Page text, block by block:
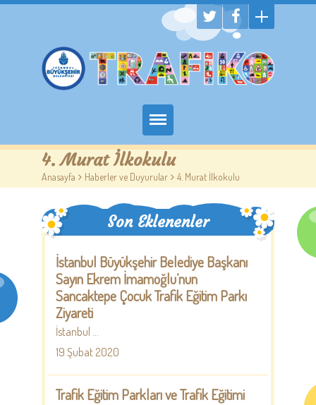
Hakkımızda
Randevu Al
İletişim
4. Murat İlkokulu
Anasayfa > Haberler ve Duyurular > 4. Murat İlkokulu
Son Eklenenler
İstanbul Büyükşehir Belediye Başkanı
Sayın Ekrem İmamoğlu’nun
Sancaktepe Çocuk Trafik Eğitim Parkı
Ziyareti
İstanbul ...
19 Şubat 2020
Trafik Eğitim Parkları ve Trafik Eğitimi